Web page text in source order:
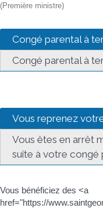
(Première ministre)
Congé parental à
Congé parental à
Vous reprenez
Vous êtes en arrêt
suite à votre congé
Vous bénéficiez des <a
href="https://